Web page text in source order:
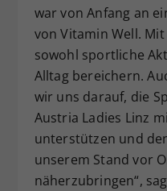
war von Anfang an
von Vitamin Well.
sowohl sportliche
Alltag bereichern.
wir uns darauf, die
Austria Ladies Linz
unterstützen und
unserem Stand vor
näherzubringen“,